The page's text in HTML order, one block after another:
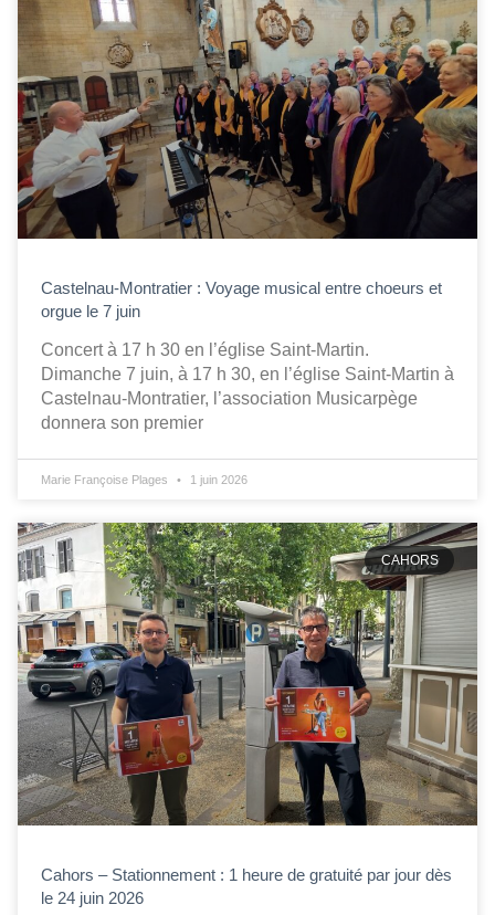
Castelnau-Montratier : Voyage musical entre choeurs et
orgue le 7 juin
Concert à 17 h 30 en l’église Saint-Martin.
Dimanche 7 juin, à 17 h 30, en l’église Saint-Martin à
Castelnau-Montratier, l’association Musicarpège
donnera son premier
Marie Françoise Plages 1 juin 2026
CAHORS
Cahors – Stationnement : 1 heure de gratuité par jour dès
le 24 juin 2026